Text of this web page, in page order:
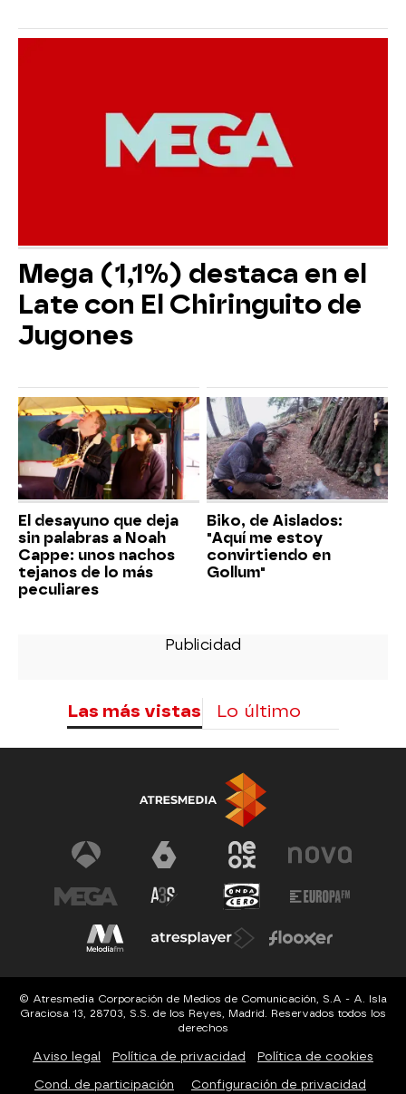
Mega (1,1%) destaca en el
Late con El Chiringuito de
Jugones
El desayuno que deja
sin palabras a Noah
Cappe: unos nachos
tejanos de lo más
peculiares
Biko, de Aislados:
"Aquí me estoy
convirtiendo en
Gollum"
Las más vistas Lo último
© Atresmedia Corporación de Medios de Comunicación, S.A - A. Isla
Graciosa 13, 28703, S.S. de los Reyes, Madrid. Reservados todos los
derechos
Aviso legal Política de privacidad Política de cookies
Cond. de participación Configuración de privacidad